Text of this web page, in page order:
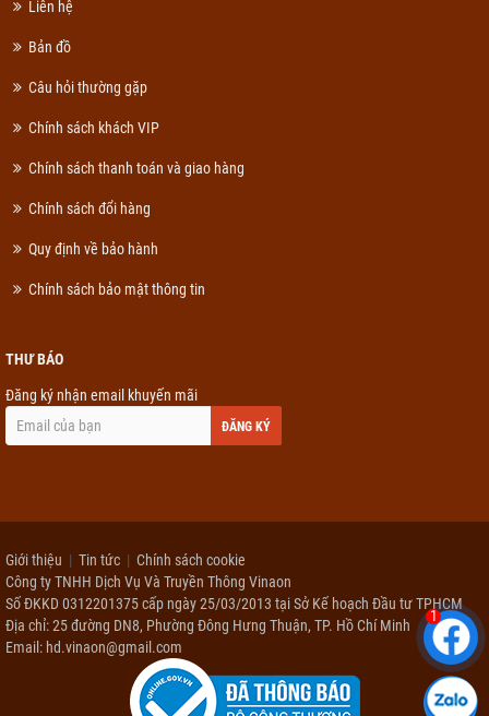
Liên hệ
Bản đồ
Câu hỏi thường gặp
Chính sách khách VIP
Chính sách thanh toán và giao hàng
Chính sách đổi hàng
Quy định về bảo hành
Chính sách bảo mật thông tin
THƯ BÁO
Đăng ký nhận email khuyến mãi
ĐĂNG KÝ
Giới thiệu Tin tức
Chính sách cookie
Công ty TNHH Dịch Vụ Và Truyền Thông Vinaon
Số ĐKKD 0312201375 cấp ngày 25/03/2013 tại Sở Kế hoạch Đầu tư TPHCM
Địa chỉ: 25 đường DN8, Phường Đông Hưng Thuận, TP. Hồ Chí Minh
Email: hd.vinaon@gmail.com
1